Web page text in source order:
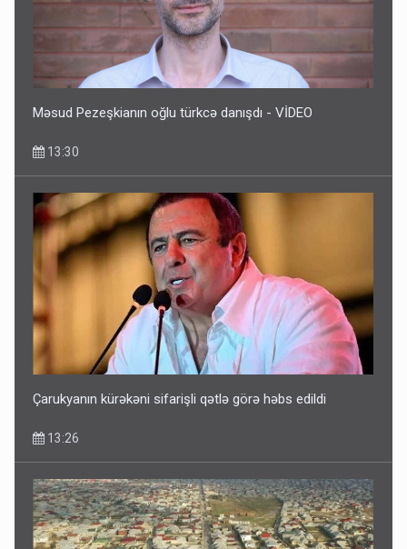
Məsud Pezeşkianın oğlu türkcə danışdı - VİDEO
13:30
Çarukyanın kürəkəni sifarişli qətlə görə həbs edildi
13:26